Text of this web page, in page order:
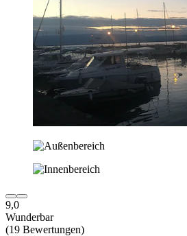
9,0
Wunderbar
(19 Bewertungen)